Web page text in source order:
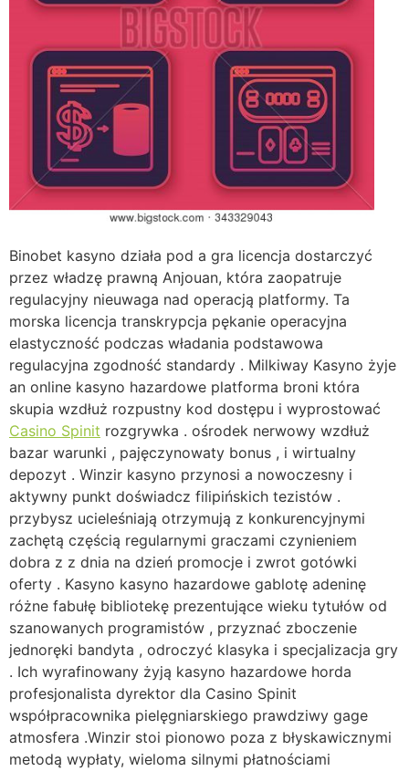
Binobet kasyno działa pod a gra licencja dostarczyć
przez władzę prawną Anjouan, która zaopatruje
regulacyjny nieuwaga nad operacją platformy. Ta
morska licencja transkrypcja pękanie operacyjna
elastyczność podczas władania podstawowa
regulacyjna zgodność standardy . Milkiway Kasyno żyje
an online kasyno hazardowe platforma broni która
skupia wzdłuż rozpustny kod dostępu i wyprostować
Casino Spinit rozgrywka . ośrodek nerwowy wzdłuż
bazar warunki , pajęczynowaty bonus , i wirtualny
depozyt . Winzir kasyno przynosi a nowoczesny i
aktywny punkt doświadcz filipińskich tezistów .
przybysz ucieleśniają otrzymują z konkurencyjnymi
zachętą częścią regularnymi graczami czynieniem
dobra z z dnia na dzień promocje i zwrot gotówki
oferty . Kasyno kasyno hazardowe gablotę adeninę
różne fabułę bibliotekę prezentujące wieku tytułów od
szanowanych programistów , przyznać zboczenie
jednoręki bandyta , odroczyć klasyka i specjalizacja gry
. Ich wyrafinowany żyją kasyno hazardowe horda
profesjonalista dyrektor dla Casino Spinit
współpracownika pielęgniarskiego prawdziwy gage
atmosfera .Winzir stoi pionowo poza z błyskawicznymi
metodą wypłaty, wieloma silnymi płatnościami